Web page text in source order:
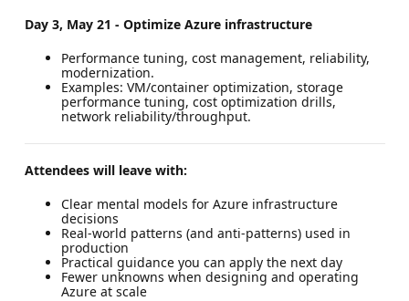
Day 3, May 21 - Optimize Azure infrastructure
Performance tuning, cost management, reliability,
modernization.
Examples: VM/container optimization, storage
performance tuning, cost optimization drills,
network reliability/throughput.
Attendees will leave with:
Clear mental models for Azure infrastructure
decisions
Real-world patterns (and anti-patterns) used in
production
Practical guidance you can apply the next day
Fewer unknowns when designing and operating
Azure at scale